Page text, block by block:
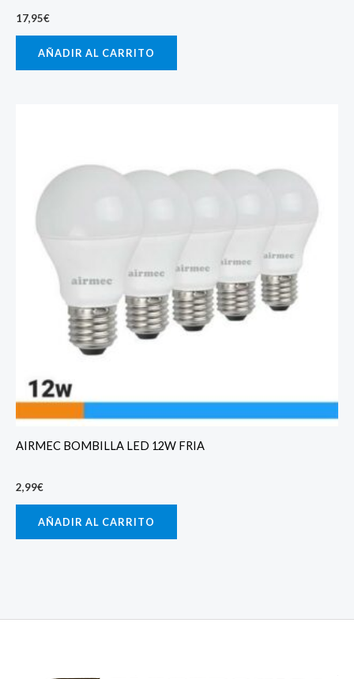
17,95€
AÑADIR AL CARRITO
AIRMEC BOMBILLA LED 12W FRIA
2,99€
AÑADIR AL CARRITO